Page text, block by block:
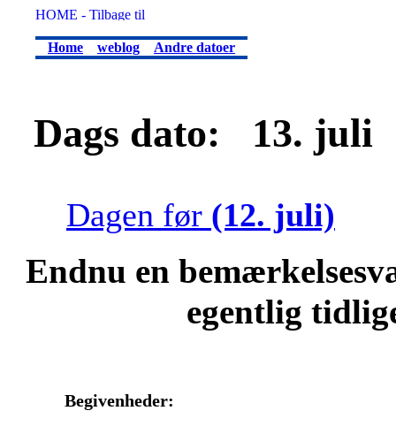
Home weblog Andre datoer
Dags dato: 13. juli
Dagen før (12. juli)
Endnu en
egentlig
Begivenheder: